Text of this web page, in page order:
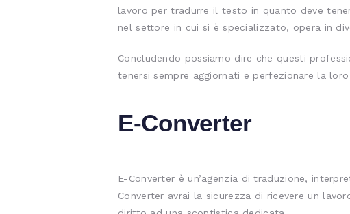
lavoro per tradurre il testo in quanto deve
nel settore in cui si è specializzato, opera in
Concludendo possiamo dire che questi
tenersi sempre aggiornati e perfezionare la
E-Converter
E-Converter è un’agenzia di traduzione,
Converter avrai la sicurezza di ricevere un